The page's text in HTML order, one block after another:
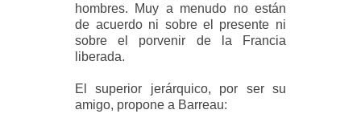
hombres. Muy a menudo no están
de acuerdo ni sobre el presente ni
sobre el porvenir de la Francia
liberada.
El superior jerárquico, por ser su
amigo, propone a Barreau: